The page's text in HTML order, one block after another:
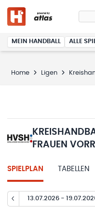
MEIN HANDBALL ALLE
Home Ligen
FRAUEN
SPIELPLAN TABELLEN
13.07.2026 -